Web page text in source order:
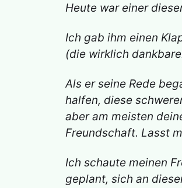
Heute war einer
Ich gab ihm einen
(die wirklich
Als er seine Rede
halfen, diese
aber am meisten
Freundschaft. Lasst
Ich schaute meinen
geplant, sich an